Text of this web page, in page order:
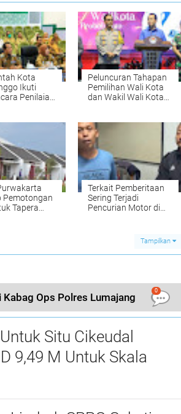
Kota
Ikuti
Penilaian
Peluncuran Tahapan
Pemilihan Wali Kota
dan Wakil Wali Kota
Pemotongan
Tapera
Terkait Pemberitaan
Sering Terjadi
Pencurian Motor di
Parkir : "Itu Fitnah dan
Tampilkan
Ops Polres Lumajang
0
Situ Cikeudal
9,49 M Untuk Skala
Dasar Masyarakat
Kawasa